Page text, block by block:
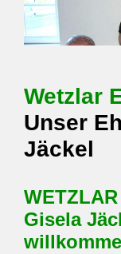
Wetzlar
Unser
Jäckel
Gisela